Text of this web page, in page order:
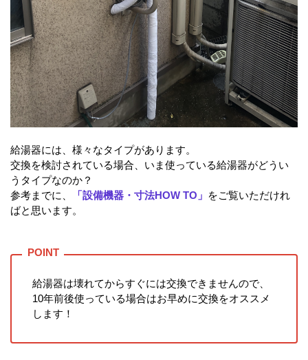
給湯器には、様々なタイプがあります。
交換を検討されている場合、いま使っている給湯器がどうい
うタイプなのか？
参考までに、
「設備機器・寸法HOW TO」 をご覧いただけれ
ばと思います。
給湯器は壊れてからすぐには交換できませんので、
10年前後使っている場合はお早めに交換をオススメ
します！